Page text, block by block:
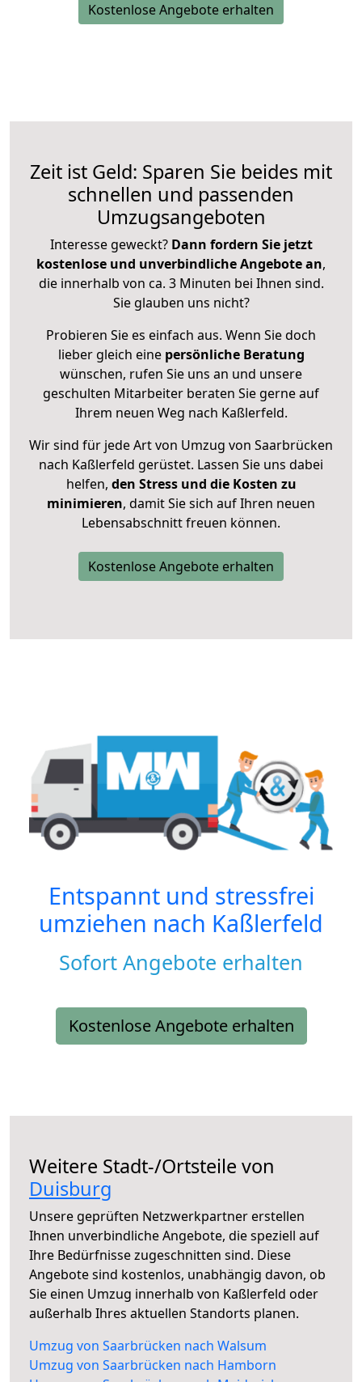
Kostenlose Angebote erhalten
Zeit ist Geld: Sparen Sie beides mit
schnellen und passenden
Umzugsangeboten
Interesse geweckt? Dann fordern Sie jetzt
kostenlose und unverbindliche Angebote an,
die innerhalb von ca. 3 Minuten bei Ihnen sind.
Sie glauben uns nicht?
Probieren Sie es einfach aus. Wenn Sie doch
lieber gleich eine persönliche Beratung
wünschen, rufen Sie uns an und unsere
geschulten Mitarbeiter beraten Sie gerne auf
Ihrem neuen Weg nach Kaßlerfeld.
Wir sind für jede Art von Umzug von Saarbrücken
nach Kaßlerfeld gerüstet. Lassen Sie uns dabei
helfen, den Stress und die Kosten zu
minimieren, damit Sie sich auf Ihren neuen
Lebensabschnitt freuen können.
Kostenlose Angebote erhalten
Entspannt und stressfrei
umziehen nach Kaßlerfeld
Sofort Angebote erhalten
Kostenlose Angebote erhalten
Weitere Stadt-/Ortsteile von
Duisburg
Unsere geprüften Netzwerkpartner erstellen
Ihnen unverbindliche Angebote, die speziell auf
Ihre Bedürfnisse zugeschnitten sind. Diese
Angebote sind kostenlos, unabhängig davon, ob
Sie einen Umzug innerhalb von Kaßlerfeld oder
außerhalb Ihres aktuellen Standorts planen.
Umzug von Saarbrücken nach Walsum
Umzug von Saarbrücken nach Hamborn